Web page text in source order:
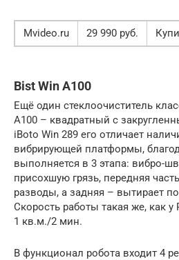
Mvideo.ru 29 990 руб.
Bist Win A100
Ещё один стеклоочиститель
A100 – квадратный с
iBoto Win 289 его отличает
вибрирующей платформы,
выполняется в 3 этапа: вибро-
присохшую грязь, передняя
разводы, а задняя – вытирает
Скорость работы такая же, как у
1 кв.м./2 мин.
В функционал робота входит 4